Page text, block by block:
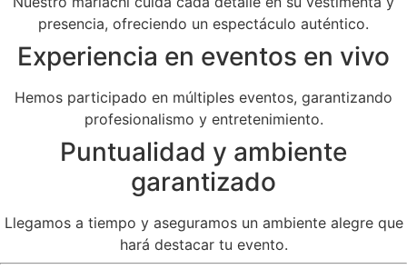
presencia, ofreciendo un espectáculo auténtico.
Experiencia en eventos en vivo
Hemos participado en múltiples eventos, garantizando
profesionalismo y entretenimiento.
Puntualidad y ambiente
garantizado
Llegamos a tiempo y aseguramos un ambiente alegre que
hará destacar tu evento.